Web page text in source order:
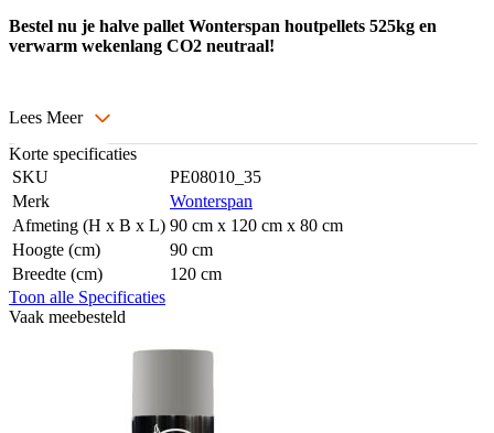
Bestel nu je halve pallet Wonterspan houtpellets 525kg en
verwarm wekenlang CO2 neutraal!
Lees Meer
Korte specificaties
SKU
PE08010_35
Merk
Wonterspan
Afmeting (H x B x L) 90 cm x 120 cm x 80 cm
Hoogte (cm)
90 cm
Breedte (cm)
120 cm
Toon alle Specificaties
Vaak meebesteld